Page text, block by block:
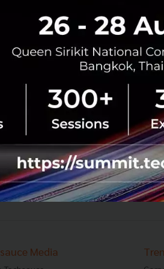
TS
HP
ปีที่ย้
นิว
กรก
0
TS
Media